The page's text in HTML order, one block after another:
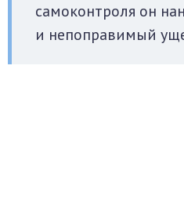
самоконтроля он
и непоправимый